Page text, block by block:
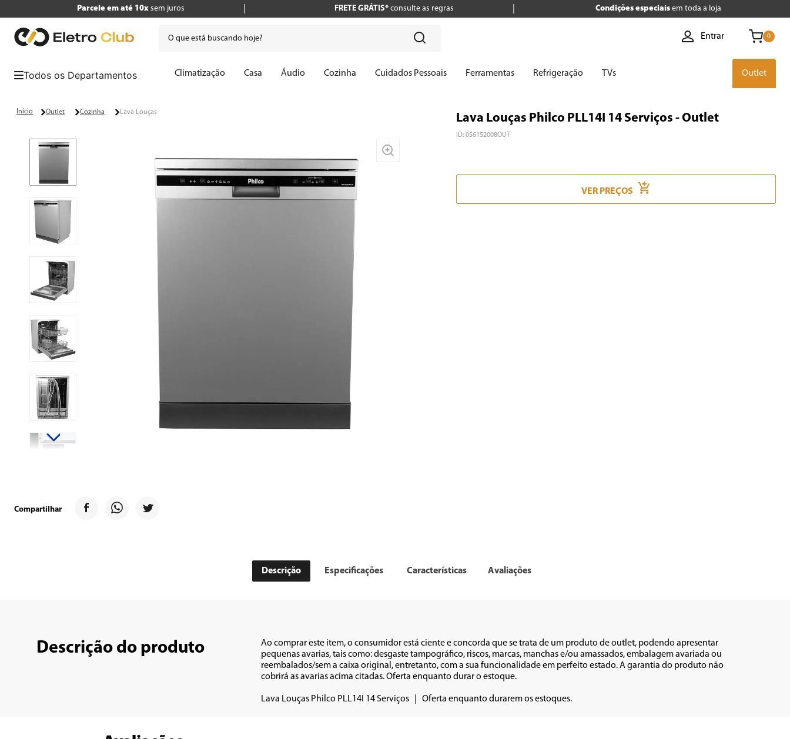
Parcele em até 10xsem juros FRETE GRÁTIS*consulte as regras Condições especiais em toda a loja
Entrar 0
Climatização Casa Áudio Cozinha Cuidados Pessoais Ferramentas Refrigeração TVs Outlet
Outlet Cozinha Lava Louças
Compartilhar
Lava Louças Philco PLL14I 14 Serviços - Outlet
ID: 056152008OUT
VER PREÇOS
Descrição Especificações Características Avaliações
Descrição do produto
Ao comprar este item, o consumidor está ciente e concorda que se trata de um produto de outlet, podendo apresentar
pequenas avarias, tais como: desgaste tampográfico, riscos, marcas, manchas e/ou amassados, embalagem avariada ou
reembalados/sem a caixa original, entretanto, com a sua funcionalidade em perfeito estado. A garantia do produto não
cobrirá as avarias acima citadas. Oferta enquanto durar o estoque.
Lava Louças Philco PLL14I 14 Serviços   |   Oferta enquanto durarem os estoques.
5º liquidificador
6º caixa som